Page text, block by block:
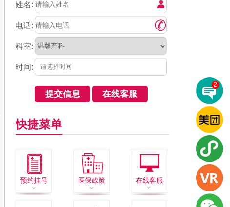
姓名:
电话:
科室:
时间:
快捷菜单
预约挂号 医保政策 在线客服